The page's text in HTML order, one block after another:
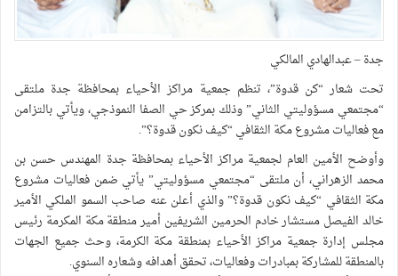
جدة – عبدالهادي المالكي
تحت شعار “كن قدوة”، تنظم جمعية مراكز الأحياء بمحافظة جدة ملتقى
“مجتمعي مسؤوليتي الثاني” وذلك بمركز حي الصفا النموذجي، ويأتي بالتزامن
مع فعاليات مشروع مكة الثقافي “كيف نكون قدوة؟”.
وأوضح الأمين العام لجمعية مراكز الأحياء بمحافظة جدة المهندس حسن بن
محمد الزهراني، أن ملتقى “مجتمعي مسؤوليتي” يأتي ضمن فعاليات مشروع
مكة الثقافي “كيف نكون قدوة؟” والذي أعلن عنه صاحب السمو الملكي الأمير
خالد الفيصل مستشار خادم الحرمين الشريفين أمير منطقة مكة المكرمة رئيس
مجلس إدارة جمعية مراكز الأحياء بمنطقة مكة الكرمة، وحث جميع الجهات
بالمنطقة للمشاركة بمبادرات وفعاليات، تحقق أهدافه وشعاره السنوي.